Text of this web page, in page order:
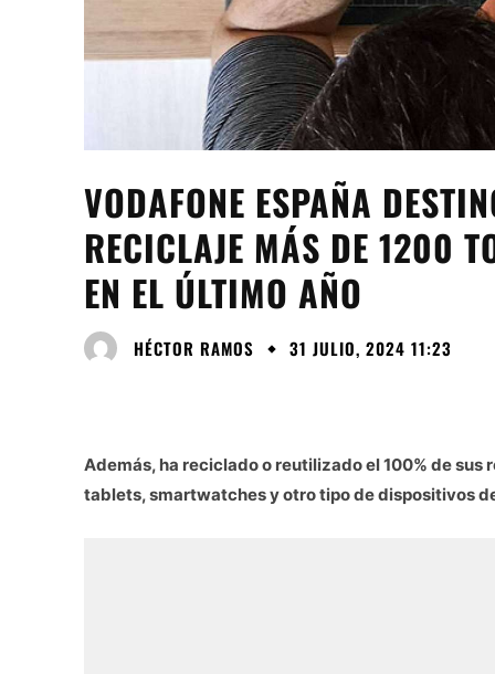
VODAFONE ESPAÑA
RECICLAJE MÁS DE 1200
EN EL ÚLTIMO AÑO
HÉCTOR RAMOS 31 JULIO, 2024 11:23
Además, ha reciclado o reutilizado el 100% de
tablets, smartwatches y otro tipo de dispositivos